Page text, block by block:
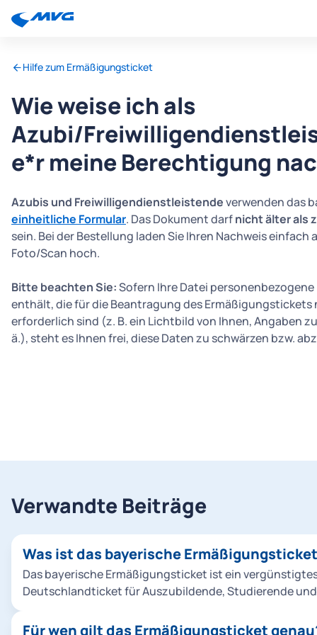
Hilfe zum Ermäßigungsticket
Wie weise ich als
Azubi/
e*r meine Berechtigung
Azubis und Freiwilligendienstleistendeverwenden das
einheitliche Formular. Das Dokument darfnicht älter als
sein. Bei der Bestellung laden Sie Ihren Nachweis einfach
Foto/Scan hoch.
Bitte beachten Sie:Sofern Ihre Datei
enthält, die für die Beantragung des Ermäßigungstickets
erforderlich sind (z. B. ein Lichtbild von Ihnen, Angaben
ä.), steht es Ihnen frei, diese Daten zu schwärzen bzw.
Verwandte Beiträge
Was ist das bayerische
Das bayerische Ermäßigungsticket ist ein
Deutschlandticket für Auszubildende, Studierende und
Für wen gilt das Ermäßigungsticket